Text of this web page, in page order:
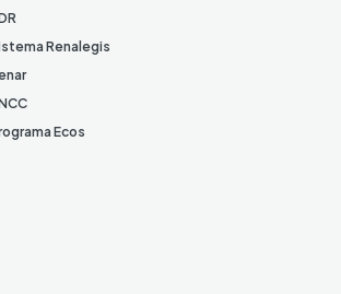
Renalegis
Ecos